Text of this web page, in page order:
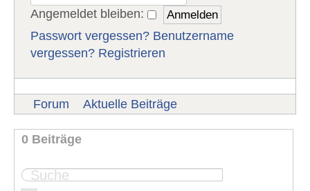
Angemeldet bleiben:
Passwort vergessen? Benutzername
vergessen? Registrieren
Forum Aktuelle Beiträge
0 Beiträge